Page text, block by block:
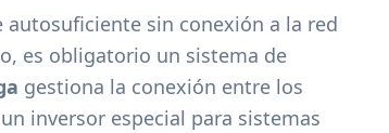
sin conexión a la red
es obligatorio un sistema de
gestiona la conexión entre los
inversor especial para sistemas